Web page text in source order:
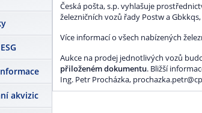
akvizic
Česká pošta, s.p. vyhlašuje
železničních vozů řady Postw a
Více informací o všech nabízených
Aukce na prodej jednotlivých vozů
přiloženém dokumentu. Bližší
Ing. Petr Procházka,